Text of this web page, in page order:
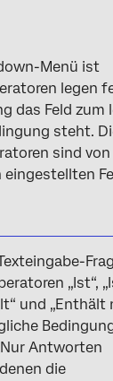
Menü ist
legen
das Feld zum
steht.
sind von
eingestellten
„Ist“,
und „Enthält
Antworten
die